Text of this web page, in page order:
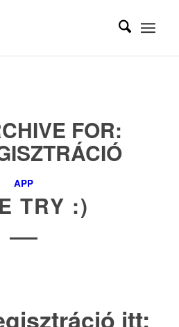
FOR:
APP
TRY :)
itt: